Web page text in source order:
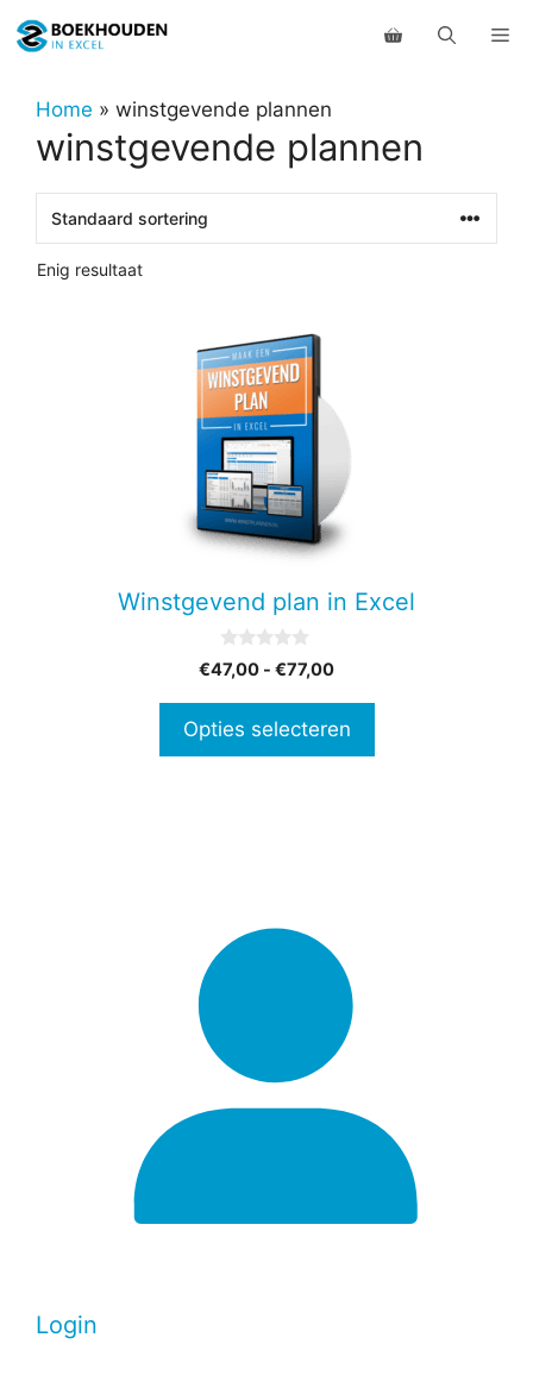
naar
inhoudHome » winstgevende plannen
winstgevende plannen
Enig resultaat
Winstgevend plan in Excel
0
v
5
€47,00 - €77,00Prijsklasse:
€77,00
Opties selecteren
productpagina
Login